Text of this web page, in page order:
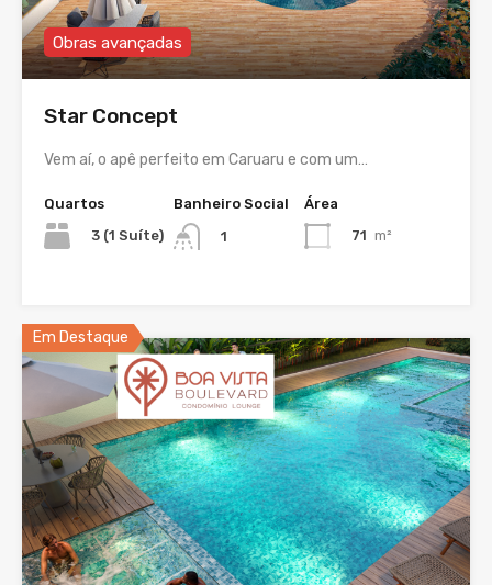
Obras avançadas
Star Concept
Vem aí, o apê perfeito em Caruaru e com um…
Quartos
3 (1 Suíte)
Banheiro Social
1
Área
71 m²
Em Destaque